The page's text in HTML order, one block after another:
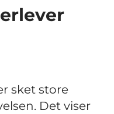
sket store
Det viser